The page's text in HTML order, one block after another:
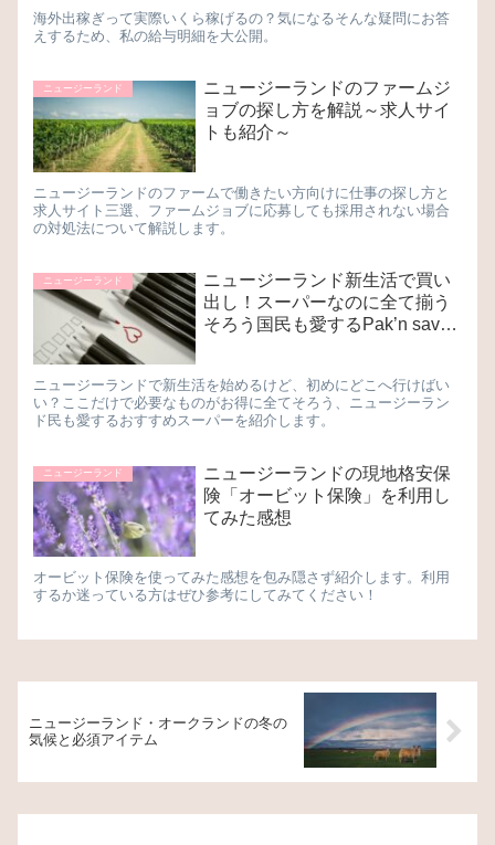
海外出稼ぎって実際いくら稼げるの？気になるそんな疑問にお答
えするため、私の給与明細を大公開。
ニュージーランド
ニュージーランドのファームジ
ョブの探し方を解説～求人サイ
トも紹介～
ニュージーランドのファームで働きたい方向けに仕事の探し方と
求人サイト三選、ファームジョブに応募しても採用されない場合
の対処法について解説します。
ニュージーランド
ニュージーランド新生活で買い
出し！スーパーなのに全て揃う
そろう国民も愛するPak’n save
ニュージーランドで新生活を始めるけど、初めにどこへ行けばい
い？ここだけで必要なものがお得に全てそろう、ニュージーラン
ド民も愛するおすすめスーパーを紹介します。
ニュージーランド
ニュージーランドの現地格安保
険「オービット保険」を利用し
てみた感想
オービット保険を使ってみた感想を包み隠さず紹介します。利用
するか迷っている方はぜひ参考にしてみてください！
ニュージーランド・オークランドの冬の
気候と必須アイテム